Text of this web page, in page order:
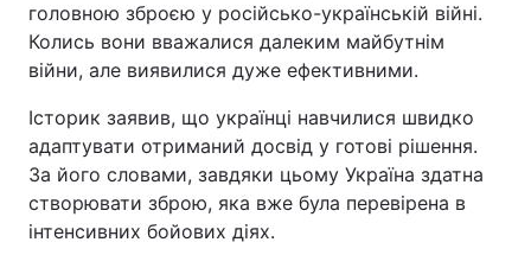
головною зброєю у російсько-українській війні.
Колись вони вважалися далеким майбутнім
війни, але виявилися дуже ефективними.
Історик заявив, що українці навчилися швидко
адаптувати отриманий досвід у готові рішення.
За його словами, завдяки цьому Україна здатна
створювати зброю, яка вже була перевірена в
інтенсивних бойових діях.